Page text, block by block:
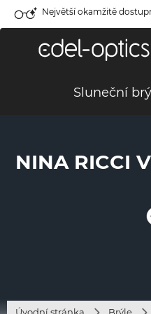
Největší okamžitě
Sluneční
NINA RICCI